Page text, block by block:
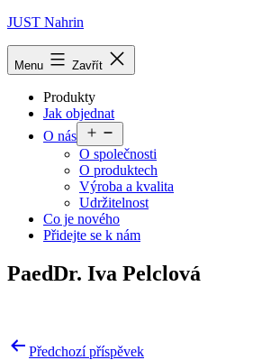
Přejít
JUST Nahrin
Menu Zavřít
Produkty
Jak objednat
O nás
menu
O společnosti
O produktech
Výroba a kvalita
Udržitelnost
Co je nového
Přidejte se k nám
PaedDr. Iva Pelclová
Navigace
Předchozí příspěvek